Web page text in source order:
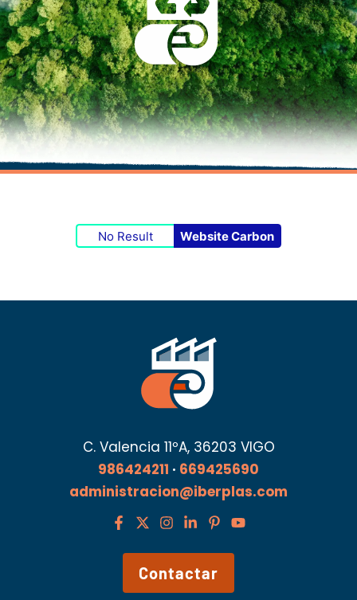
No Result Website Carbon
C. Valencia 11ºA, 36203 VIGO
986424211 · 669425690
administracion@iberplas.com
Contactar